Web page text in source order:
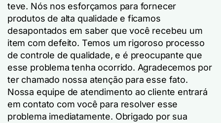
teve. Nós nos esforçamos para fornecer
produtos de alta qualidade e ficamos
desapontados em saber que você recebeu um
item com defeito. Temos um rigoroso processo
de controle de qualidade, e é preocupante que
esse problema tenha ocorrido. Agradecemos por
ter chamado nossa atenção para esse fato.
Nossa equipe de atendimento ao cliente entrará
em contato com você para resolver esse
problema imediatamente. Obrigado por sua